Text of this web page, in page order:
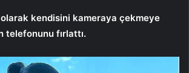
kendisini kameraya çekmeye
telefonunu fırlattı.